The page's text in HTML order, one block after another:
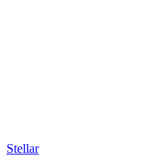
Stellar